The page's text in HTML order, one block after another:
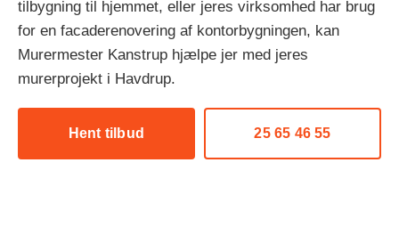
tilbygning til hjemmet, eller jeres virksomhed har brug
for en facaderenovering af kontorbygningen, kan
Murermester Kanstrup hjælpe jer med jeres
murerprojekt i Havdrup.
Hent tilbud 25 65 46 55